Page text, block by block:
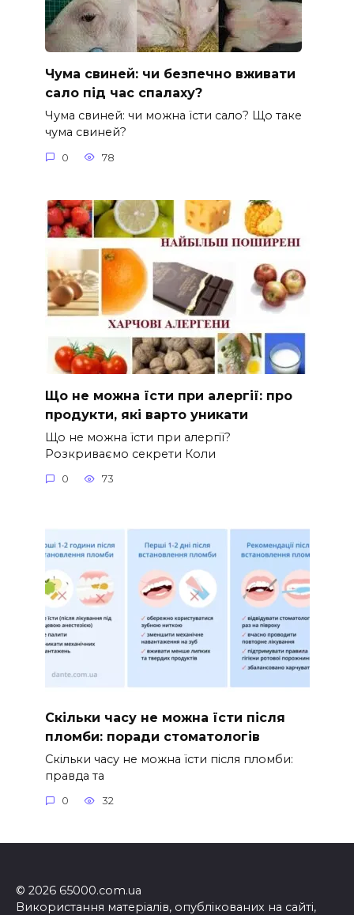
Чума свиней: чи безпечно вживати
сало під час спалаху?
Чума свиней: чи можна їсти сало? Що таке
чума свиней?
0 78
Що не можна їсти при алергії: про
продукти, які варто уникати
Що не можна їсти при алергії?
Розкриваємо секрети Коли
0 73
Скільки часу не можна їсти після
пломби: поради стоматологів
Скільки часу не можна їсти після пломби:
правда та
0 32
© 2026 65000.com.ua
Використання матеріалів, опублікованих на сайті,